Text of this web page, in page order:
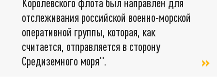
Королевского флота был направлен для
отслеживания российской военно-морской
оперативной группы, которая, как
считается, отправляется в сторону
Средиземного моря".